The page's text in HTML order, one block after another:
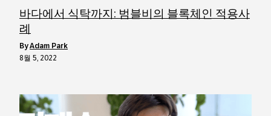
바다에서 식탁까지: 범블비의 블록체인 적용사
례
byAdam Park
8월 5, 2022